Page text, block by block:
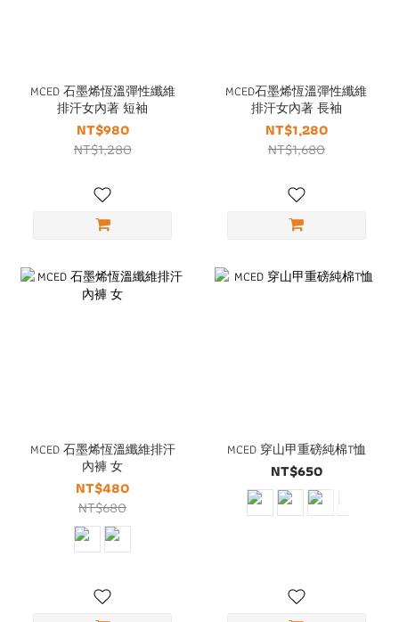
MCED 石墨烯恆溫彈性纖維
排汗女內著 短袖
NT$980
NT$1,280
MCED石墨烯恆溫彈性纖維
排汗女內著 長袖
NT$1,280
NT$1,680
MCED 石墨烯恆溫纖維排汗
內褲 女
NT$480
NT$680
MCED 穿山甲重磅純棉T恤
NT$650